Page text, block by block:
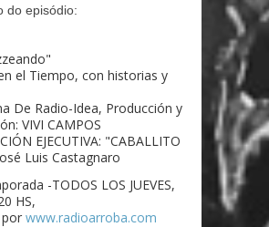
do episódio:
el Tiempo, con historias y
De Radio-Idea, Producción y
VIVI CAMPOS
EJECUTIVA: "CABALLITO
Luis Castagnaro
-TODOS LOS JUEVES,
HS,
por www.radioarroba.com